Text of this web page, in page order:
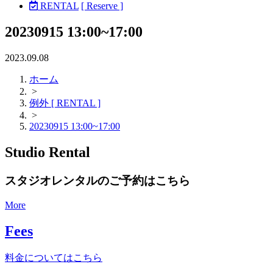
RENTAL [ Reserve ]
20230915 13:00~17:00
2023.09.08
ホーム
>
例外 [ RENTAL ]
>
20230915 13:00~17:00
Studio Rental
スタジオレンタルのご予約はこちら
More
Fees
料金についてはこちら